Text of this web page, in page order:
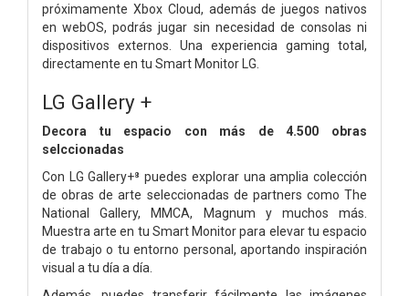
próximamente Xbox Cloud, además de juegos nativos
en webOS, podrás jugar sin necesidad de consolas ni
dispositivos externos. Una experiencia gaming total,
directamente en tu Smart Monitor LG.
LG Gallery +
Decora tu espacio con más de 4.500 obras
selccionadas
Con LG Gallery+⁸ puedes explorar una amplia colección
de obras de arte seleccionadas de partners como The
National Gallery, MMCA, Magnum y muchos más.
Muestra arte en tu Smart Monitor para elevar tu espacio
de trabajo o tu entorno personal, aportando inspiración
visual a tu día a día.